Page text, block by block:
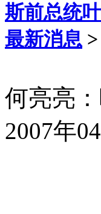
斯前总统
最新消息
何亮亮
2007年